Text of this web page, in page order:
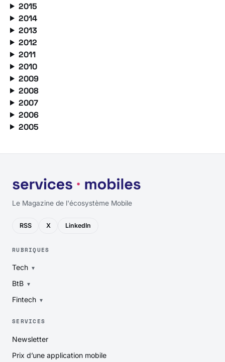
2015
2014
2013
2012
2011
2010
2009
2008
2007
2006
2005
Le Magazine de l'écosystème Mobile
RSS X LinkedIn
RUBRIQUES
Tech
BtB
Fintech
SERVICES
Newsletter
Prix d’une application mobile